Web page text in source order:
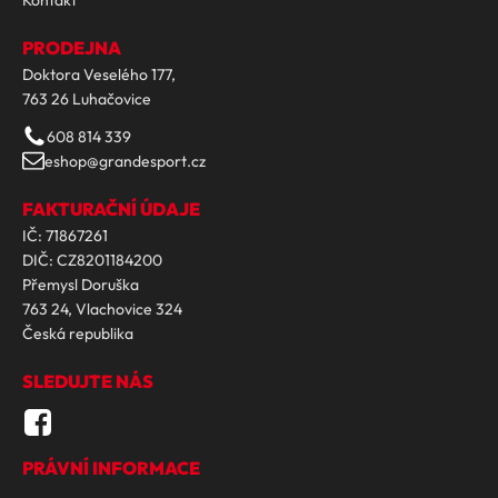
PRODEJNA
Doktora Veselého 177,
763 26 Luhačovice
608 814 339
eshop@grandesport.cz
FAKTURAČNÍ ÚDAJE
IČ: 71867261
DIČ: CZ8201184200
Přemysl Doruška
763 24, Vlachovice 324
Česká republika
SLEDUJTE NÁS
PRÁVNÍ INFORMACE